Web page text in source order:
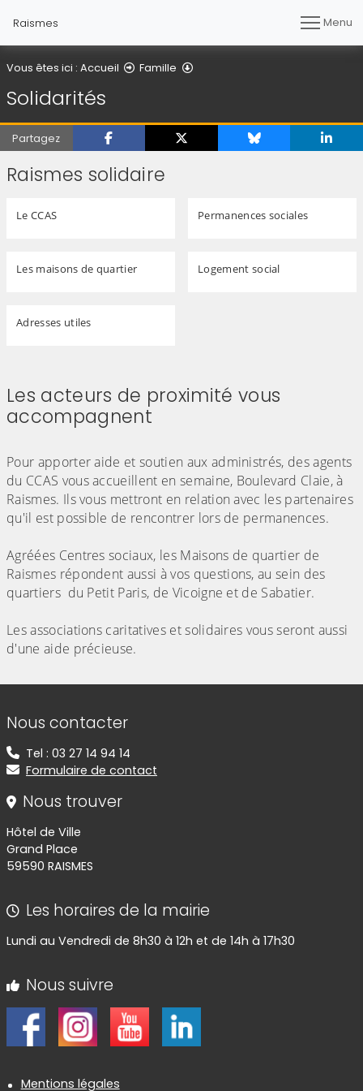
Raismes Menu
Vous êtes ici : Accueil Famille
Solidarités
Partagez
Raismes solidaire
Le CCAS Permanences sociales
Les maisons de quartier Logement social
Adresses utiles
Les acteurs de proximité vous
accompagnent
Pour apporter aide et soutien aux administrés, des agents
du CCAS vous accueillent en semaine, Boulevard Claie, à
Raismes. Ils vous mettront en relation avec les partenaires
qu'il est possible de rencontrer lors de permanences.
Agréées Centres sociaux, les Maisons de quartier de
Raismes répondent aussi à vos questions, au sein des
quartiers du Petit Paris, de Vicoigne et de Sabatier.
Les associations caritatives et solidaires vous seront aussi
d'une aide précieuse.
Informations de contact
Nous contacter
Tel : 03 27 14 94 14
Formulaire de contact
Nous trouver
Hôtel de Ville
Grand Place
59590 RAISMES
Les horaires de la mairie
Lundi au Vendredi de 8h30 à 12h et de 14h à 17h30
Nous suivre
Informations réglementaires
Mentions légales